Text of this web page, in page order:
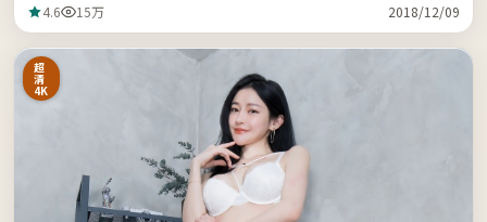
4.6 15万 2018/12/09
超
清
4K